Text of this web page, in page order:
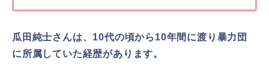
瓜田純士さんは、10代の頃から10年間に渡り暴力団
に所属していた経歴があります。